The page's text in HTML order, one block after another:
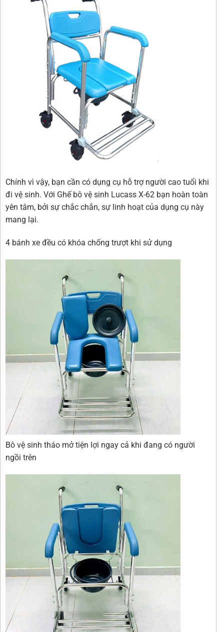
Chính vì vậy, bạn cần có dụng cụ hỗ trợ người cao tuổi khi
đi vệ sinh. Với Ghế bô vệ sinh Lucass X-62 bạn hoàn toàn
yên tâm, bởi sự chắc chắn, sự linh hoạt của dụng cụ này
mang lại.
4 bánh xe đều có khóa chống trượt khi sử dụng
Bô vệ sinh tháo mở tiện lợi ngay cả khi đang có người
ngồi trên